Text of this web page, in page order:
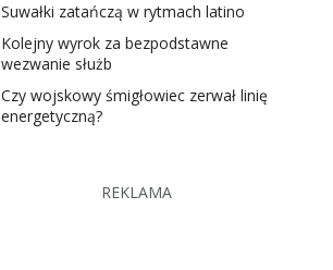
Suwałki zatańczą w rytmach latino
Kolejny wyrok za bezpodstawne
wezwanie służb
Czy wojskowy śmigłowiec zerwał linię
energetyczną?
REKLAMA